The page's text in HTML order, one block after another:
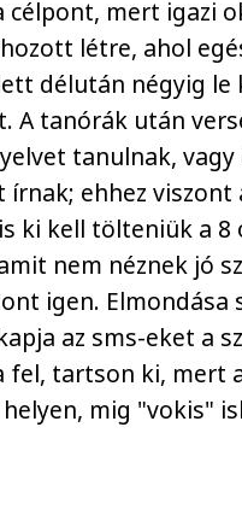
célpont, mert igazi
létre, ahol
délután négyig le
A tanórák után
tanulnak, vagy
írnak; ehhez viszont
ki kell tölteniük a 8
nem néznek jó
igen. Elmondása
az sms-eket a
fel, tartson ki, mert
mig "vokis"